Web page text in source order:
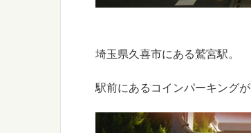
埼玉県久喜市にある鷲宮駅。
駅前にあるコインパーキングが